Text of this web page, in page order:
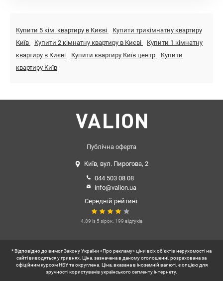
Купити 5 кім. квартиру в Києві
Купити трикімнатну квартиру
Київ
Купити 2 кімнатну квартиру в Києві
Купити 1 кімнатну
квартиру в Києві
Купити квартиру Київ центр
Купити
квартиру Київ
Публічна оферта
Київ, вул. Пирогова, 2
044 503 08 08
info@valion.ua
Середній рейтинг
4.89 із 5 зірок. 199 відгуків
* Відповідно до вимог Закону України «Про рекламу» ціни всіх об'єктів нерухомості на
сайті виводяться у гривнях. Ціна, зазначена в даному оголошенні, розрахована за
офіційним курсом НБУ та округлена. Ціна, вказана в іноземній валюті, є опцією для
зручності користувачів українського сегменту інтернету.